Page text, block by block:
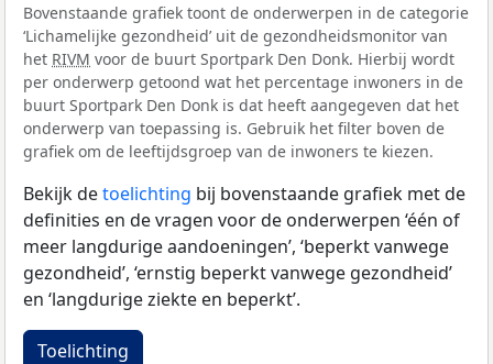
Bovenstaande grafiek toont de onderwerpen in de categorie
‘Lichamelijke gezondheid’ uit de gezondheidsmonitor van
het RIVM voor de buurt Sportpark Den Donk. Hierbij wordt
per onderwerp getoond wat het percentage inwoners in de
buurt Sportpark Den Donk is dat heeft aangegeven dat het
onderwerp van toepassing is. Gebruik het filter boven de
grafiek om de leeftijdsgroep van de inwoners te kiezen.
Bekijk detoelichting bij bovenstaande grafiek met de
definities en de vragen voor de onderwerpen ‘één of
meer langdurige aandoeningen’, ‘beperkt vanwege
gezondheid’, ‘ernstig beperkt vanwege gezondheid’
en ‘langdurige ziekte en beperkt’.
Toelichting